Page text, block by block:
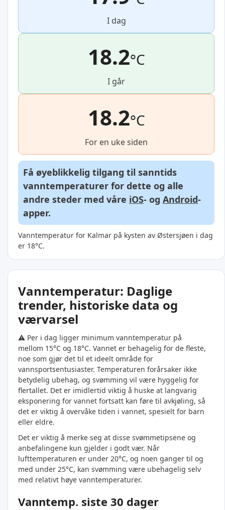
I dag
18.2°C
I går
18.2°C
For en uke siden
Få øyeblikkelig tilgang til sanntids
vanntemperaturer for dette og alle
andre steder med våre iOS- og Android-
apper.
Vanntemperatur for Kalmar på kysten av Østersjøen i dag
er 18°C.
Vanntemperatur: Daglige
trender, historiske data og
værvarsel
⚠️ Per i dag ligger minimum vanntemperatur på
mellom 15°C og 18°C. Vannet er behagelig for de fleste,
noe som gjør det til et ideelt område for
vannsportsentusiaster. Temperaturen forårsaker ikke
betydelig ubehag, og svømming vil være hyggelig for
flertallet. Det er imidlertid viktig å huske at langvarig
eksponering for vannet fortsatt kan føre til avkjøling, så
det er viktig å overvåke tiden i vannet, spesielt for barn
eller eldre.
Det er viktig å merke seg at disse svømmetipsene og
anbefalingene kun gjelder i godt vær. Når
lufttemperaturen er under 20°C, og noen ganger til og
med under 25°C, kan svømming være ubehagelig selv
med relativt høye vanntemperaturer.
Vanntemp. siste 30 dager